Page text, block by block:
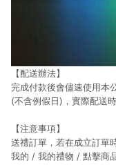
【配送辦法】
完成付款後會儘速使用本
(不含例假日)，實際配送
【注意事項】
送禮訂單，若在成立訂單
我的 / 我的禮物 / 點擊商